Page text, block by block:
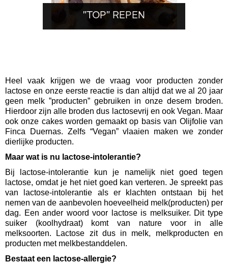
"TOP" REPEN
Heel vaak krijgen we de vraag voor producten zonder
lactose en onze eerste reactie is dan altijd dat we al 20 jaar
geen melk ”producten” gebruiken in onze desem broden.
Hierdoor zijn alle broden dus lactosevrij en ook Vegan. Maar
ook onze cakes worden gemaakt op basis van Olijfolie van
Finca Duernas. Zelfs “Vegan” vlaaien maken we zonder
dierlijke producten.
Maar wat is nu lactose-intolerantie?
Bij lactose-intolerantie kun je namelijk niet goed tegen
lactose, omdat je het niet goed kan verteren. Je spreekt pas
van lactose-intolerantie als er klachten ontstaan bij het
nemen van de aanbevolen hoeveelheid melk(producten) per
dag. Een ander woord voor lactose is melksuiker. Dit type
suiker (koolhydraat) komt van nature voor in alle
melksoorten. Lactose zit dus in melk, melkproducten en
producten met melkbestanddelen.
Bestaat een lactose-allergie?